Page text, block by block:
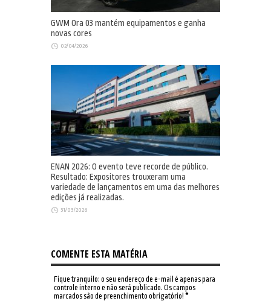
GWM Ora 03 mantém equipamentos e ganha
novas cores
02/04/2026
ENAN 2026: O evento teve recorde de público.
Resultado: Expositores trouxeram uma
variedade de lançamentos em uma das melhores
edições já realizadas.
31/03/2026
COMENTE ESTA MATÉRIA
Fique tranquilo: o seu endereço de e-mail é apenas para
controle interno e não será publicado. Os campos
marcados são de preenchimento obrigatório! *